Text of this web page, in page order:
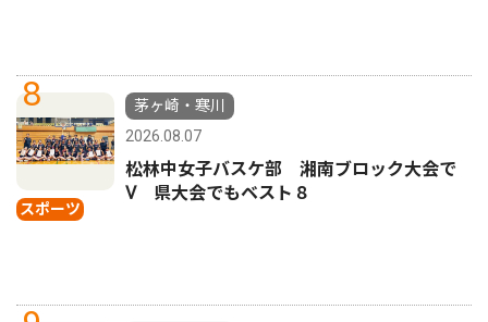
8
スポーツ
茅ヶ崎・寒川
2026.08.07
松林中女子バスケ部 湘南ブロック大会で
Ⅴ 県大会でもベスト８